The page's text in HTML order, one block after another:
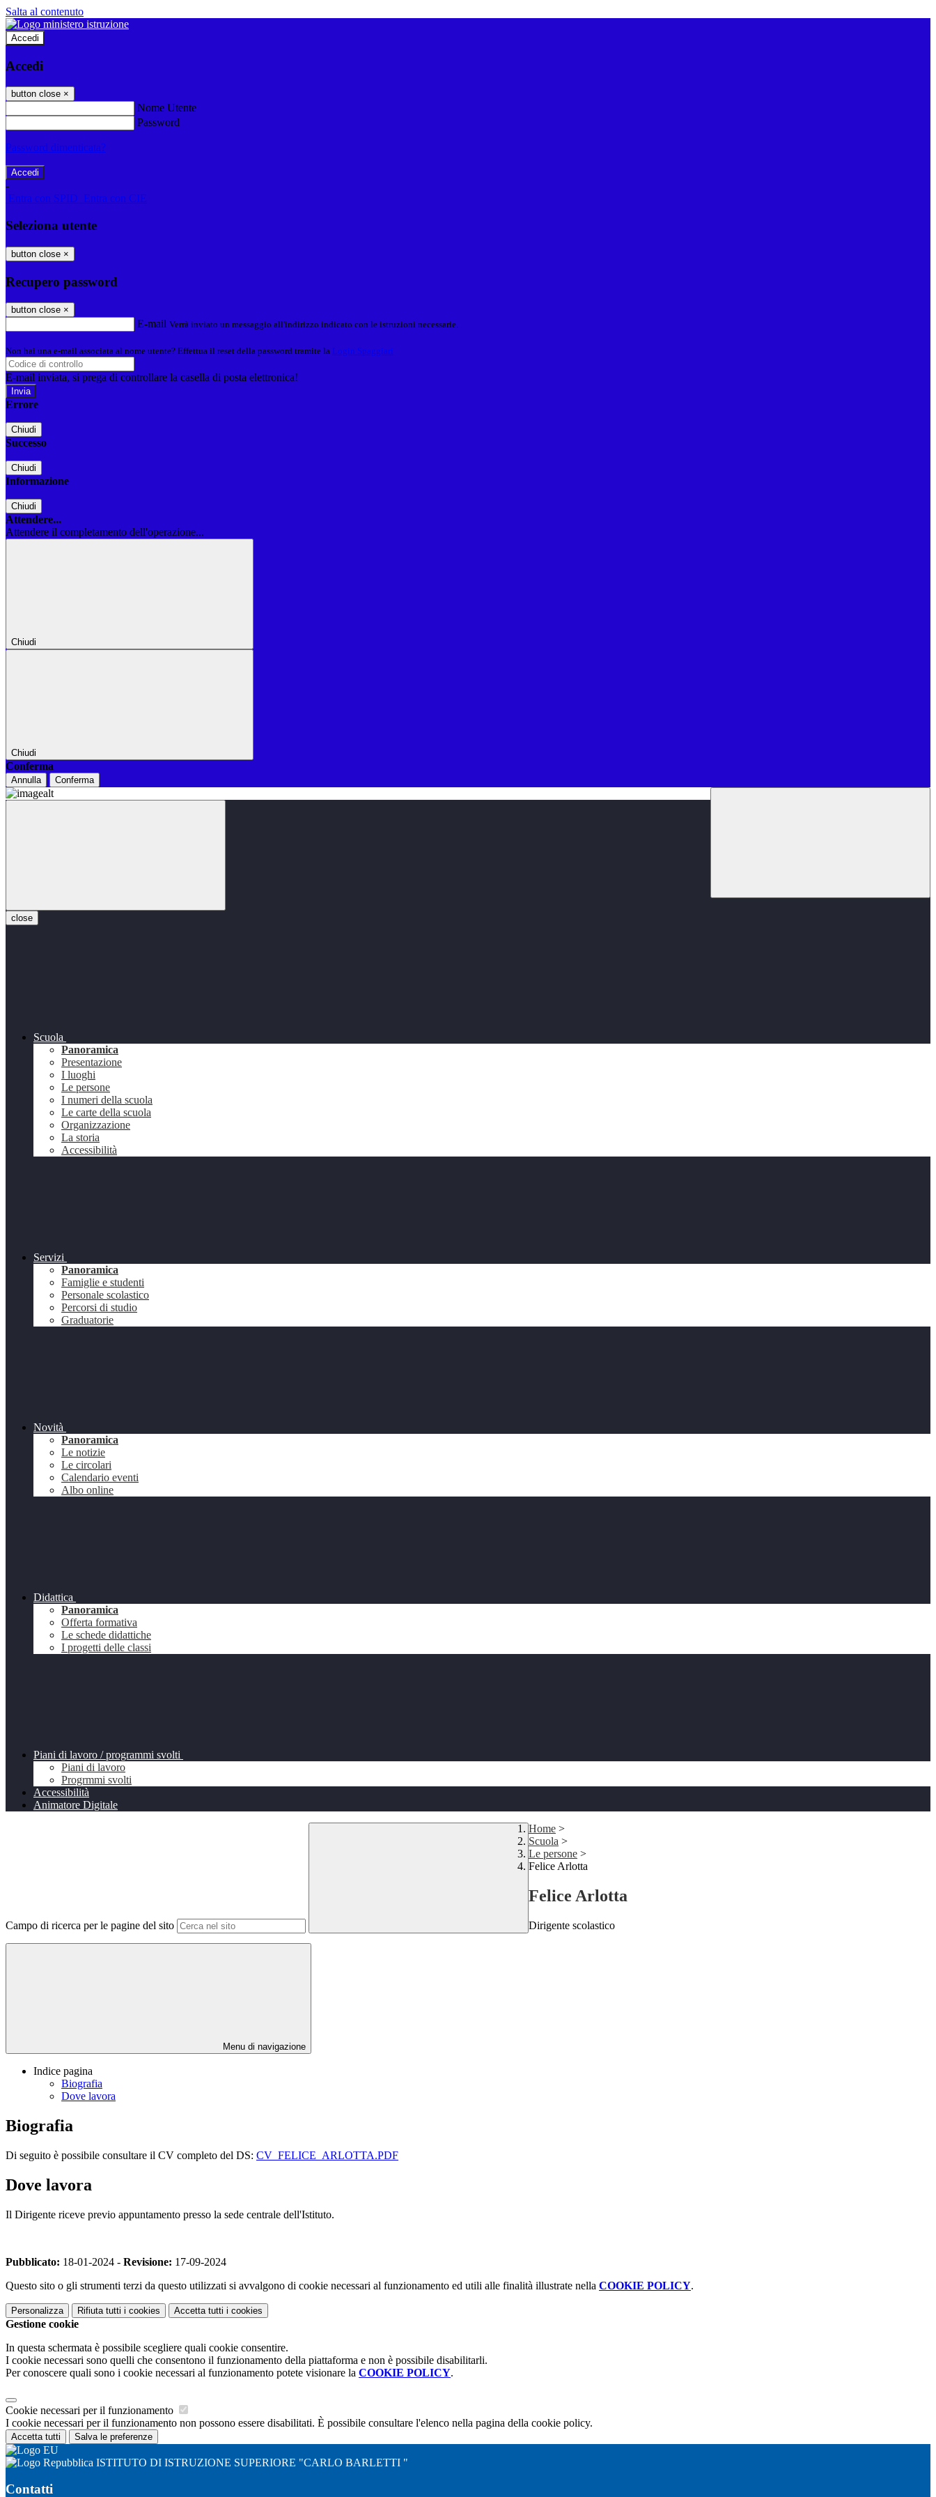
Salta al contenuto
Accedi
Accedi
button close ×
Nome Utente
Password
Password dimenticata?
-
Entra con SPID
Entra con CIE
Seleziona utente
button close ×
Recupero password
button close ×
E-mail Verrà inviato un messaggio all'indirizzo indicato con le istruzioni necessarie.
Non hai una e-mail associata al nome utente? Effettua il reset della password tramite la Login Spaggiari
E-mail inviata, si prega di controllare la casella di posta elettronica!
Errore
Chiudi
Successo
Chiudi
Informazione
Chiudi
Attendere...
Attendere il completamento dell'operazione...
Chiudi
Chiudi
Conferma
Annulla Conferma
close
Scuola
Panoramica
Presentazione
I luoghi
Le persone
I numeri della scuola
Le carte della scuola
Organizzazione
La storia
Accessibilità
Servizi
Panoramica
Famiglie e studenti
Personale scolastico
Percorsi di studio
Graduatorie
Novità
Panoramica
Le notizie
Le circolari
Calendario eventi
Albo online
Didattica
Panoramica
Offerta formativa
Le schede didattiche
I progetti delle classi
Piani di lavoro / programmi svolti
Piani di lavoro
Progrmmi svolti
Accessibilità
Animatore Digitale
Campo di ricerca per le pagine del sito
Home >
Scuola >
Le persone >
Felice Arlotta
Felice Arlotta
Dirigente scolastico
Menu di navigazione
Indice pagina
Biografia
Dove lavora
Biografia
Di seguito è possibile consultare il CV completo del DS: CV_FELICE_ARLOTTA.PDF
Dove lavora
Il Dirigente riceve previo appuntamento presso la sede centrale dell'Istituto.
Pubblicato: 18-01-2024 - Revisione: 17-09-2024
Questo sito o gli strumenti terzi da questo utilizzati si avvalgono di cookie necessari al funzionamento ed utili alle finalità illustrate nella COOKIE POLICY.
Personalizza Rifiuta tutti i cookies Accetta tutti i cookies
Gestione cookie
In questa schermata è possibile scegliere quali cookie consentire.
I cookie necessari sono quelli che consentono il funzionamento della piattaforma e non è possibile disabilitarli.
Per conoscere quali sono i cookie necessari al funzionamento potete visionare la COOKIE POLICY.
Cookie necessari per il funzionamento
I cookie necessari per il funzionamento non possono essere disabilitati. È possibile consultare l'elenco nella pagina della cookie policy.
Accetta tutti Salva le preferenze
ISTITUTO DI ISTRUZIONE SUPERIORE "CARLO BARLETTI "
Contatti